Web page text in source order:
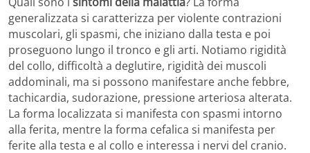
generalizzata si caratterizza per violente contrazioni
muscolari, gli spasmi, che iniziano dalla testa e poi
proseguono lungo il tronco e gli arti. Notiamo rigidità
del collo, difficoltà a deglutire, rigidità dei muscoli
addominali, ma si possono manifestare anche febbre,
tachicardia, sudorazione, pressione arteriosa alterata.
La forma localizzata si manifesta con spasmi intorno
alla ferita, mentre la forma cefalica si manifesta per
ferite alla testa e al collo e interessa i nervi del cranio.